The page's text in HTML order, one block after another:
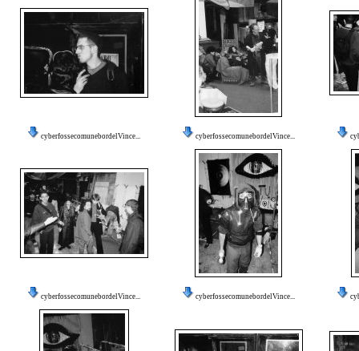
cyberfossecomunebordelVince... cyberfossecomunebordelVince...
cyberfossecomunebordelVince... cyberfossecomunebordelVince...